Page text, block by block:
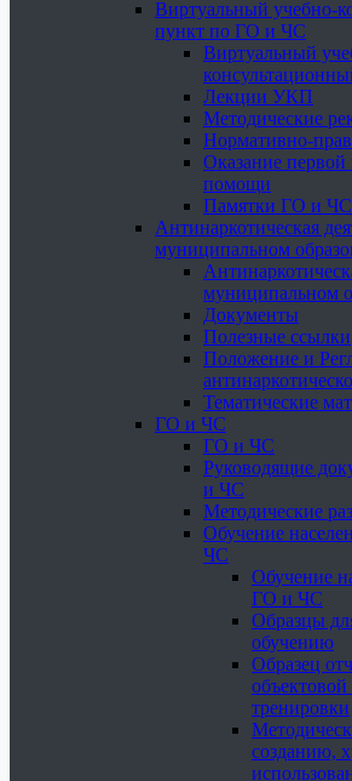
Виртуальный учебно-
пункт по ГО и ЧС
Виртуальный
Лекции УКП
Методические
Нормативно-
Оказание
помощи
Памятки ГО и ЧС
Антинаркотическая
муниципальном
муниципальном
Документы
Полезные ссылки
Положение и
Тематические
ГО и ЧС
ГО и ЧС
Руководящие
и ЧС
Методические
Обучение
ЧС
Обучение
ГО и ЧС
Образцы
обучению
Образец
тренировки
созданию,